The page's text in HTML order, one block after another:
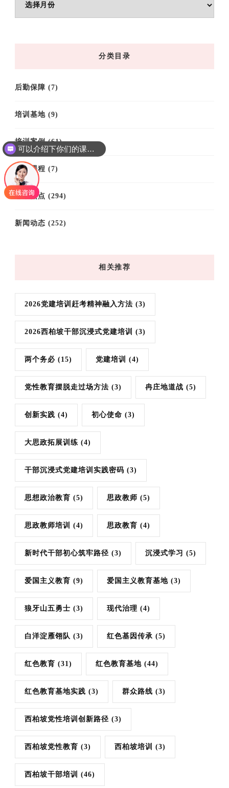
章
分类目录
后勤保障 (7)
培训基地 (9)
培训案例(61)
培训课程 (7)
思政热点 (294)
新闻动态 (252)
相关推荐
2026党建培训赶考精神融入方法 (3)
2026西柏坡干部沉浸式党建培训 (3)
两个务必 (15) 党建培训 (4)
党性教育摆脱走过场方法 (3) 冉庄地道战 (5)
创新实践 (4) 初心使命 (3)
大思政拓展训练 (4)
干部沉浸式党建培训实践密码 (3)
思想政治教育 (5) 思政教师 (5)
思政教师培训 (4) 思政教育 (4)
新时代干部初心筑牢路径 (3) 沉浸式学习 (5)
爱国主义教育 (9) 爱国主义教育基地 (3)
狼牙山五勇士 (3) 现代治理 (4)
白洋淀雁翎队 (3) 红色基因传承 (5)
红色教育 (31) 红色教育基地 (44)
红色教育基地实践 (3) 群众路线 (3)
西柏坡党性培训创新路径 (3)
西柏坡党性教育 (3) 西柏坡培训 (3)
西柏坡干部培训 (46)
可以介绍下你们的课程吗？